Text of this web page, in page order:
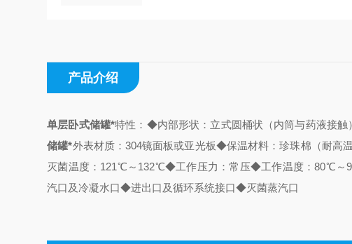
产品介绍
单层卧式储罐*特性： ◆内部形状：立式圆桶状（内筒与药液接触
储罐*外表材质：304镜面板或亚光板◆保温材料：珍珠棉（耐高温
灭菌温度：121℃～132℃◆工作压力：常压◆工作温度：80℃～
汽口及冷凝水口◆进出口及循环系统接口◆灭菌蒸汽口